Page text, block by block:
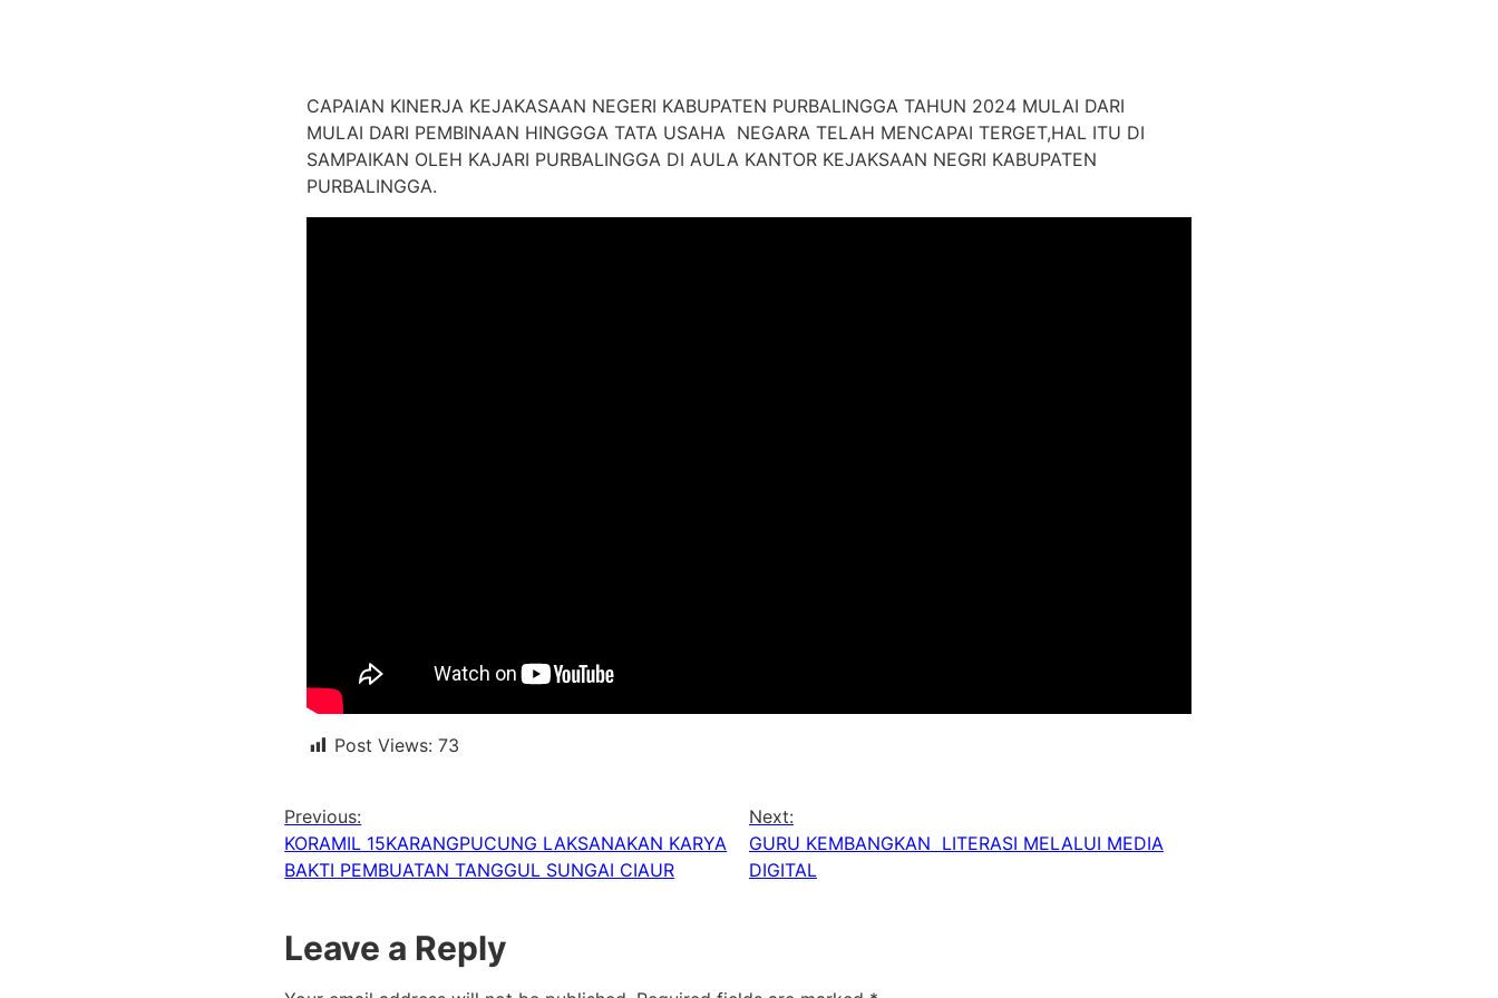
CAPAIAN KINERJA KEJAKASAAN NEGERI KABUPATEN PURBALINGGA TAHUN 2024 MULAI DARI
MULAI DARI PEMBINAAN HINGGGA TATA USAHA NEGARA TELAH MENCAPAI TERGET,HAL ITU DI
SAMPAIKAN OLEH KAJARI PURBALINGGA DI AULA KANTOR KEJAKSAAN NEGRI KABUPATEN
PURBALINGGA.
Post Views: 73
Previous:
KORAMIL 15KARANGPUCUNG LAKSANAKAN KARYA
BAKTI PEMBUATAN TANGGUL SUNGAI CIAUR
Next:
GURU KEMBANGKAN LITERASI MELALUI MEDIA
DIGITAL
Leave a Reply